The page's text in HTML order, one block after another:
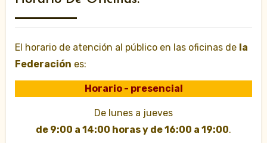
El horario de atención al público en las oficinas de la
Federación es:
Horario - presencial
De lunes a jueves
de 9:00 a 14:00 horas y de 16:00 a 19:00.